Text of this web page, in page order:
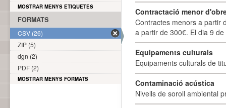
Contractació menor
Contractes menors a partir
a partir de 300€. El dia 9
Equipaments culturals
Equipaments culturals de
Contaminació acústica
Nivells de soroll ambiental
MOSTRAR MENYS ETIQUETES
FORMATS
CSV (26)
ZIP (5)
dgn (2)
PDF (2)
MOSTRAR MENYS FORMATS